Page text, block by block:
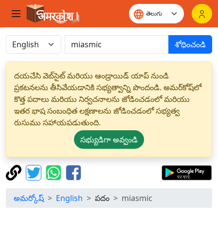
శోధించండి
దయచేసి వెబ్‌సైట్ మరియు ఆండ్రాయిడ్ యాప్ నుండి
ప్రకటనలను తీసివేయడానికి సభ్యత్వాన్ని పొందండి. అమర్‌కోష్‌లో
కొత్త పదాలు మరియు నిర్వచనాలను జోడించడంలో మరియు
ఇతర భాష సంబంధిత లక్షణాలను జోడించడంలో సభ్యత్వ
రుసుము సహాయపడుతుంది.
సభ్యుడిగా అవ్వండి
అమర్కోష్ English పదం miasmic